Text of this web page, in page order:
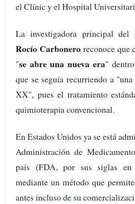
el Clínic y el Hospital
La investigadora principal del
Rocío Carbonero reconoce que
"se abre una nueva era"
que se seguía recurriendo a
XX", pues el tratamiento
quimioterapia convencional.
En Estados Unidos ya se está
Administración de
país (FDA, por sus siglas
mediante un método que
antes incluso de su